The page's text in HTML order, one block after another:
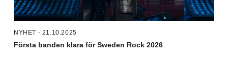
NYHET - 21.10.2025
Första banden klara för Sweden Rock 2026